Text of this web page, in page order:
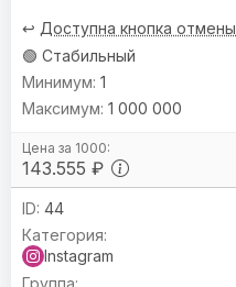
↩️ Доступна кнопка отмены
🟢 Стабильный
143.555 ₽
1
1 000 000
44
Instagram